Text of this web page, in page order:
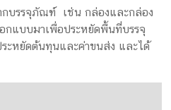
บรรจุภัณฑ์ เช่น กล่องและกล่อง
กแบบมาเพื่อประหยัดพื้นที่บรรจุ
หยัดต้นทุนและค่าขนส่ง และได้